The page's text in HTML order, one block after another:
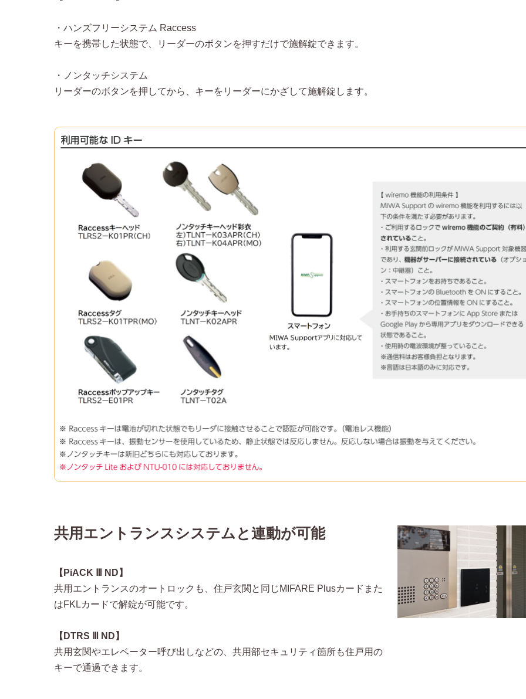
・ハンズフリーシステム Raccess
キーを携帯した状態で、リーダーのボタンを押すだけで施解錠できます。
・ノンタッチシステム
リーダーのボタンを押してから、キーをリーダーにかざして施解錠します。
共用エントランスシステムと連動が可能
【PiACK Ⅲ ND】
共用エントランスのオートロックも、住戸玄関と同じMIFARE Plusカードまた
はFKLカードで解錠が可能です。
【DTRS Ⅲ ND】
共用玄関やエレベーター呼び出しなどの、共用部セキュリティ箇所も住戸用の
キーで通過できます。